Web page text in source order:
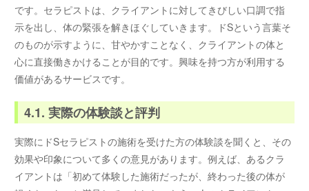
です。セラピストは、クライアントに対してきびしい口調で指
示を出し、体の緊張を解きほぐしていきます。ドSという言葉そ
のものが示すように、甘やかすことなく、クライアントの体と
心に直接働きかけることが目的です。興味を持つ方が利用する
価値があるサービスです。
4.1. 実際の体験談と評判
実際にドSセラピストの施術を受けた方の体験談を聞くと、その
効果や印象について多くの意見があります。例えば、あるクラ
イアントは「初めて体験した施術だったが、終わった後の体が